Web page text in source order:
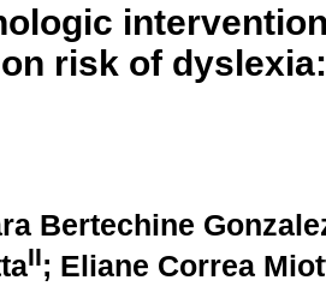
risk of
Bertechine
II; Eliane Correa